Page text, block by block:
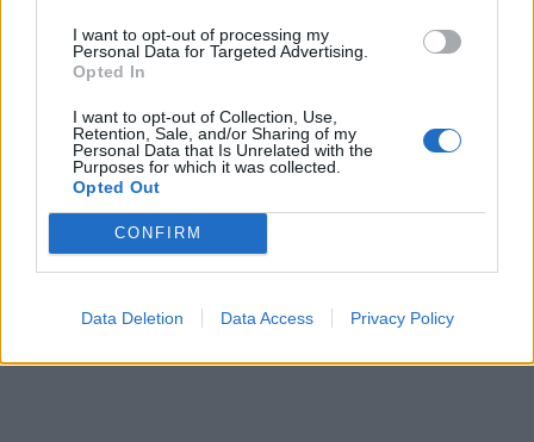
I want to opt-out of processing my
Personal Data for Targeted Advertising.
Opted In
I want to opt-out of Collection, Use,
Retention, Sale, and/or Sharing of my
Personal Data that Is Unrelated with the
Purposes for which it was collected.
Opted Out
CONFIRM
Data Deletion Data Access Privacy Policy
κατοικίας επιχειρηματιών
και ακατάσχετο
15/01/2019 - 02:00